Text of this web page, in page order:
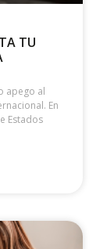
TU
apego al
En
Estados